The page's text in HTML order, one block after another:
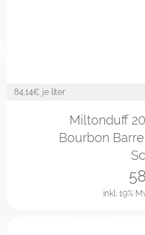
84,14€ je liter
Miltonduff
Bourbon
inkl. 19%